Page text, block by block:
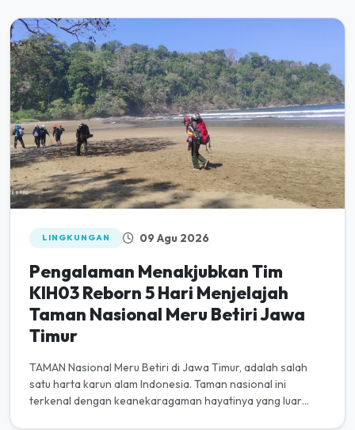
LINGKUNGAN 09 Agu 2026
Pengalaman Menakjubkan Tim
KIH03 Reborn 5 Hari Menjelajah
Taman Nasional Meru Betiri Jawa
Timur
TAMAN Nasional Meru Betiri di Jawa Timur, adalah salah
satu harta karun alam Indonesia. Taman nasional ini
terkenal dengan keanekaragaman hayatinya yang luar